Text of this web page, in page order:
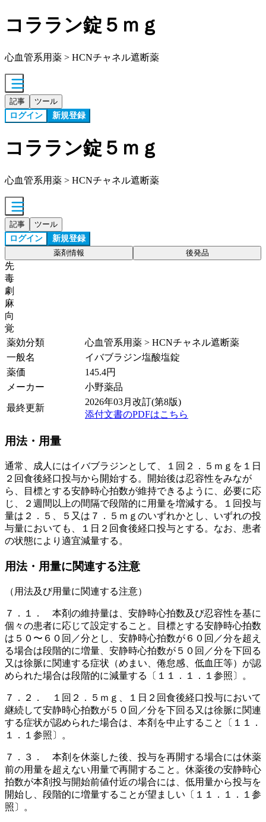
コララン錠５ｍｇ
心血管系用薬 > HCNチャネル遮断薬
記事 ツール
ログイン 新規登録
コララン錠５ｍｇ
心血管系用薬 > HCNチャネル遮断薬
記事 ツール
ログイン 新規登録
薬剤情報 後発品
先
毒
劇
麻
向
覚
薬効分類
心血管系用薬 > HCNチャネル遮断薬
一般名
イバブラジン塩酸塩錠
薬価
145.4円
メーカー
小野薬品
最終更新
2026年03月改訂(第8版)
添付文書のPDFはこちら
用法・用量
通常、成人にはイバブラジンとして、１回２．５ｍｇを１日
２回食後経口投与から開始する。開始後は忍容性をみなが
ら、目標とする安静時心拍数が維持できるように、必要に応
じ、２週間以上の間隔で段階的に用量を増減する。１回投与
量は２．５、５又は７．５ｍｇのいずれかとし、いずれの投
与量においても、１日２回食後経口投与とする。なお、患者
の状態により適宜減量する。
用法・用量に関連する注意
（用法及び用量に関連する注意）
７．１． 本剤の維持量は、安静時心拍数及び忍容性を基に
個々の患者に応じて設定すること。目標とする安静時心拍数
は５０〜６０回／分とし、安静時心拍数が６０回／分を超え
る場合は段階的に増量、安静時心拍数が５０回／分を下回る
又は徐脈に関連する症状（めまい、倦怠感、低血圧等）が認
められた場合は段階的に減量する〔１１．１．１参照〕。
７．２． １回２．５ｍｇ、１日２回食後経口投与において
継続して安静時心拍数が５０回／分を下回る又は徐脈に関連
する症状が認められた場合は、本剤を中止すること〔１１．
１．１参照〕。
７．３． 本剤を休薬した後、投与を再開する場合には休薬
前の用量を超えない用量で再開すること。休薬後の安静時心
拍数が本剤投与開始前値付近の場合には、低用量から投与を
開始し、段階的に増量することが望ましい〔１１．１．１参
照〕。